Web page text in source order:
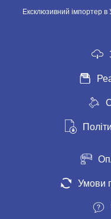
Ексклюзивний імпортер в
Умови